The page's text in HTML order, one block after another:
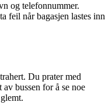
og telefonnummer.
feil når bagasjen lastes inn
Du prater med
bussen for å se noe